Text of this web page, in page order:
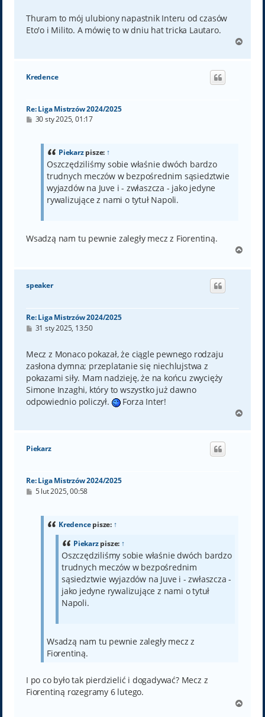
Thuram to mój ulubiony napastnik Interu od czasów
Eto'o i Milito. A mówię to w dniu hat tricka Lautaro.
g
Kredence
Re: Liga Mistrzów 2024/2025
P30 sty 2025, 01:17
Piekarzpisze: ↑
Oszczędziliśmy sobie właśnie dwóch bardzo
trudnych meczów w bezpośrednim sąsiedztwie
wyjazdów na Juve i - zwłaszcza - jako jedyne
rywalizujące z nami o tytuł Napoli.
Wsadzą nam tu pewnie zaległy mecz z Fiorentiną.
g
speaker
Re: Liga Mistrzów 2024/2025
P
t
31 sty 2025, 13:50
Mecz z Monaco pokazał, że ciągle pewnego rodzaju
zasłona dymna; przeplatanie się niechlujstwa z
pokazami siły. Mam nadzieję, że na końcu zwycięży
Simone Inzaghi, który to wszystko już dawno
odpowiednio policzył.
Forza Inter!
g
Piekarz
Re: Liga Mistrzów 2024/2025
P5 lut 2025, 00:58
Kredencepisze: ↑
Piekarzpisze: ↑
Oszczędziliśmy sobie właśnie dwóch bardzo
trudnych meczów w bezpośrednim
sąsiedztwie wyjazdów na Juve i - zwłaszcza -
jako jedyne rywalizujące z nami o tytuł
Napoli.
Wsadzą nam tu pewnie zaległy mecz z
Fiorentiną.
I po co było tak pierdzielić i dogadywać? Mecz z
Fiorentiną rozegramy 6 lutego.